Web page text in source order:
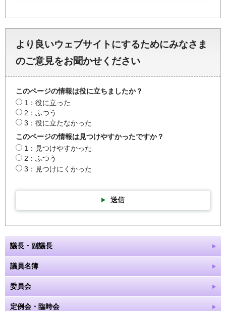
より良いウェブサイトにするためにみなさま
のご意見をお聞かせください
このページの情報は役に立ちましたか？
1：役に立った
2：ふつう
3：役に立たなかった
このページの情報は見つけやすかったですか？
1：見つけやすかった
2：ふつう
3：見つけにくかった
送信
議長・副議長
議員名簿
委員会
定例会・臨時会